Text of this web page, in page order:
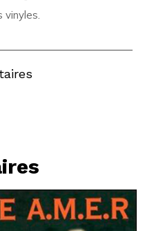
vinyles.